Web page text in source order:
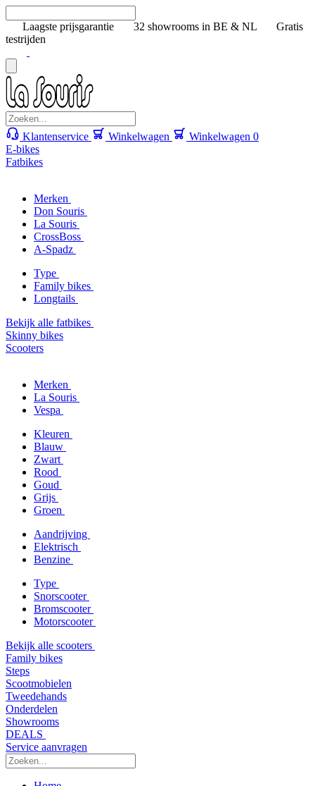
Laagste prijsgarantie 32 showrooms in BE & NL
Gratis
testrijden
Klantenservice Winkelwagen Winkelwagen 0
E-bikes
Fatbikes
Merken
Don Souris
La Souris
CrossBoss
A-Spadz
Type
Family bikes
Longtails
Bekijk alle fatbikes
Skinny bikes
Scooters
Merken
La Souris
Vespa
Kleuren
Blauw
Zwart
Rood
Goud
Grijs
Groen
Aandrijving
Elektrisch
Benzine
Type
Snorscooter
Bromscooter
Motorscooter
Bekijk alle scooters
Family bikes
Steps
Scootmobielen
Tweedehands
Onderdelen
Showrooms
DEALS
Service aanvragen